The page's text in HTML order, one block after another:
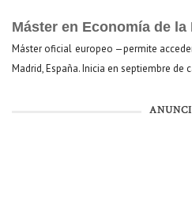
Máster en Economía de
Máster oficial europeo —permite
Madrid, España. Inicia en septiembre de